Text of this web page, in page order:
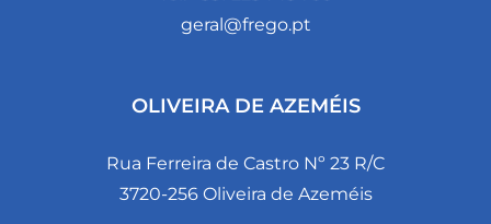
geral@frego.pt
OLIVEIRA DE AZEMÉIS
Rua Ferreira de Castro Nº 23 R/C
3720-256 Oliveira de Azeméis